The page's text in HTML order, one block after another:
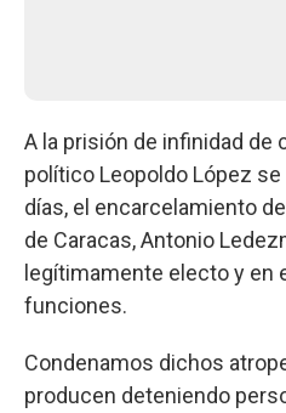
A la prisión de infinidad de
político Leopoldo López
días, el encarcelamiento
de Caracas, Antonio
legítimamente electo y en
funciones.
Condenamos dichos
producen deteniendo